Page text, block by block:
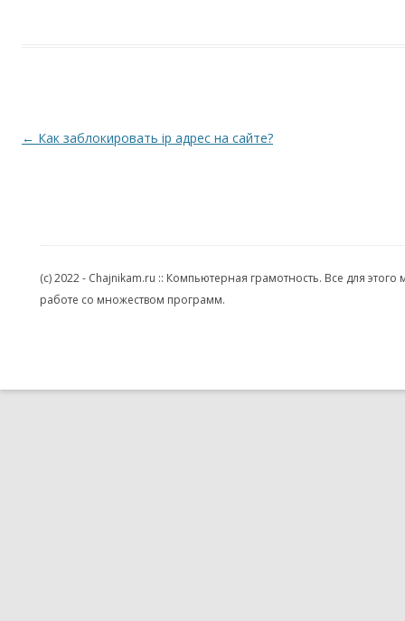
Навигация по записям
← Как заблокировать ip адрес на сайте?
(c) 2022 - Chajnikam.ru :: Компьютерная грамотность. Все для
работе со множеством программ.